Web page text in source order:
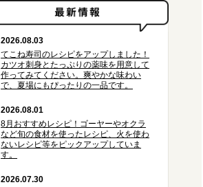
2026.08.03
てこね寿司のレシピをアップしました！
カツオ刺身とたっぷりの薬味を用意して
作ってみてください。爽やかな味わい
で、夏場にもぴったりの一品です。
2026.08.01
8月おすすめレシピ！ゴーヤーやオクラ
など旬の食材を使ったレシピ、火を使わ
ないレシピ等をピックアップしていま
す。
2026.07.30